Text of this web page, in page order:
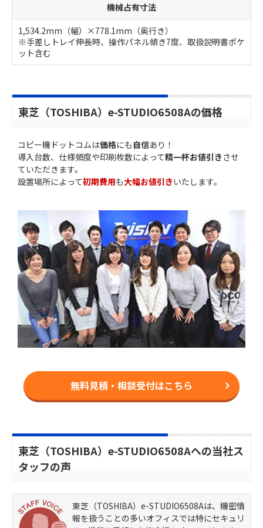
機械占有寸法
1,534.2mm（幅）×778.1mm（奥行き）
※手差しトレイ伸長時、操作パネル傾き7度、取扱説明書ポケ
ット含む
東芝（TOSHIBA）e-STUDIO6508Aの価格
コピー機ドットコムは価格にも 自信あり！
導入台数、仕様頻度や印刷枚数によって精一杯お値引き させ
ていただきます。
設置場所によって初期費用も大幅お値引きいたします。
無料見積・相談受付はこちら
東芝（TOSHIBA）e-STUDIO6508Aへの当社ス
タッフの声
東芝（TOSHIBA）e-STUDIO6508Aは、機密情
報を扱うことの多いオフィスでは特にセキュリ